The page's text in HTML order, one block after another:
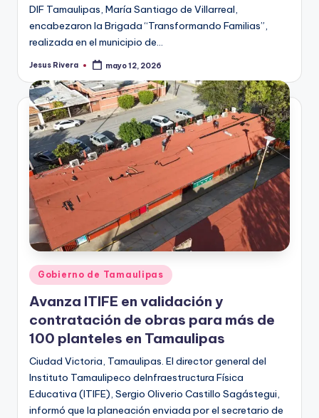
DIF Tamaulipas, María Santiago de Villarreal,
encabezaron la Brigada “Transformando Familias”,
realizada en el municipio de…
Publicado
Jesus Rivera mayo 12, 2026
Publicado
en
Gobierno de Tamaulipas
Avanza ITIFE en validación y
contratación de obras para más de
100 planteles en Tamaulipas
Ciudad Victoria, Tamaulipas. El director general del
Instituto Tamaulipeco deInfraestructura Física
Educativa (ITIFE), Sergio Oliverio Castillo Sagástegui,
informó que la planeación enviada por el secretario de